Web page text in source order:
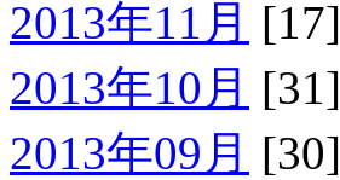
2013年11月 [17]
2013年10月 [31]
2013年09月 [30]